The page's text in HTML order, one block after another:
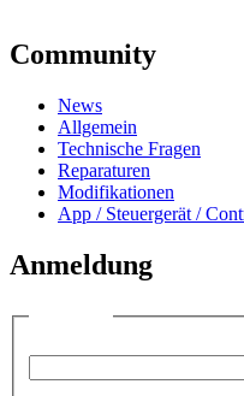
Community
News
Allgemein
Technische Fragen
Reparaturen
Modifikationen
App / Steuergerät /
Anmeldung